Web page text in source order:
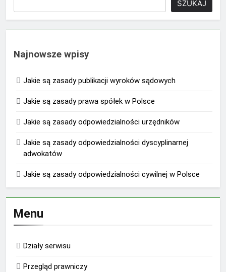
SZUKAJ
Najnowsze wpisy
Jakie są zasady publikacji wyroków sądowych
Jakie są zasady prawa spółek w Polsce
Jakie są zasady odpowiedzialności urzędników
Jakie są zasady odpowiedzialności dyscyplinarnej
adwokatów
Jakie są zasady odpowiedzialności cywilnej w Polsce
Menu
Działy serwisu
Przegląd prawniczy